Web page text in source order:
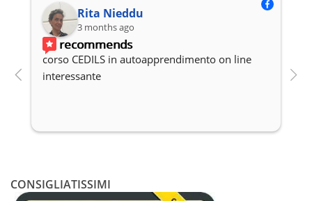
Rita Nieddu
3 months ago
recommends
corso CEDILS in autoapprendimento on line
interessante
CONSIGLIATISSIMI